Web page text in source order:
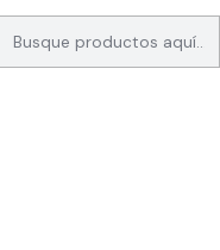
AUTOMOTRIZ
KTM